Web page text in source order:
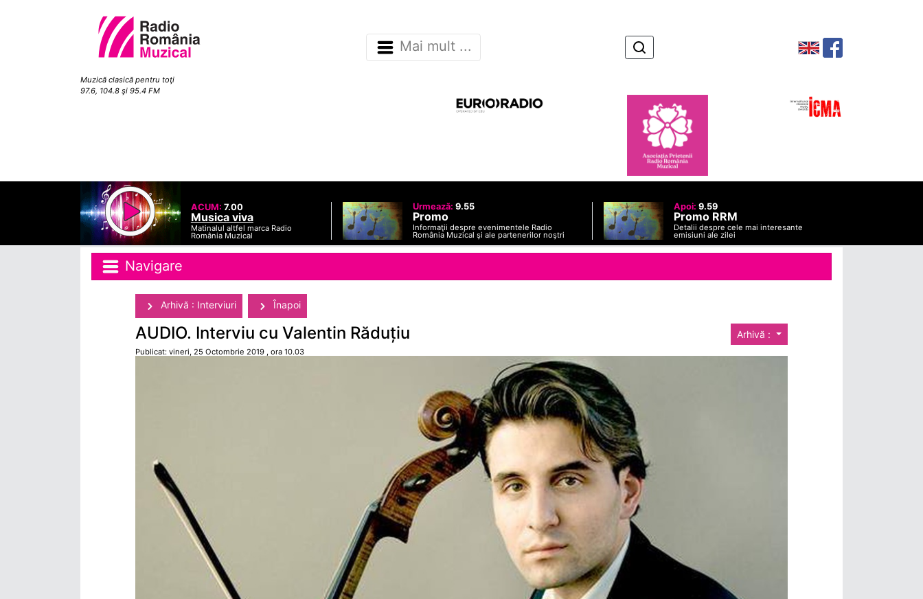
Muzică clasică pentru toţi
97.6, 104.8 şi 95.4 FM
Mai mult ...
ACUM: 7.00
Musica viva
Matinalul altfel marca Radio
România Muzical
Urmează: 9.55
Promo
Informaţii despre evenimentele Radio
România Muzical şi ale partenerilor noştri
Apoi: 9.59
Promo RRM
Detalii despre cele mai interesante
emisiuni ale zilei
Navigare
Arhivă : Interviuri Înapoi
Arhivă :
AUDIO. Interviu cu Valentin Răduțiu
Publicat: vineri, 25 Octombrie 2019 , ora 10.03